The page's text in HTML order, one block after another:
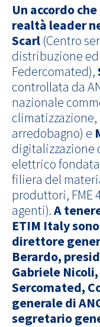
Un accordo che
realtà leader
Scarl (Centro
distribuzione
Federcomated),
controllata da
nazionale
arredobagno) e
digitalizzazione
elettrico
filiera del
produttori, FME
agenti).A
ETIM Italy
direttore
Berardo,
Gabriele
Sercomated,
generale di
segretario